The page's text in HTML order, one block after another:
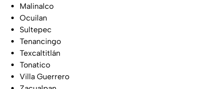
Malinalco
Ocuilan
Sultepec
Tenancingo
Texcaltitlán
Tonatico
Villa Guerrero